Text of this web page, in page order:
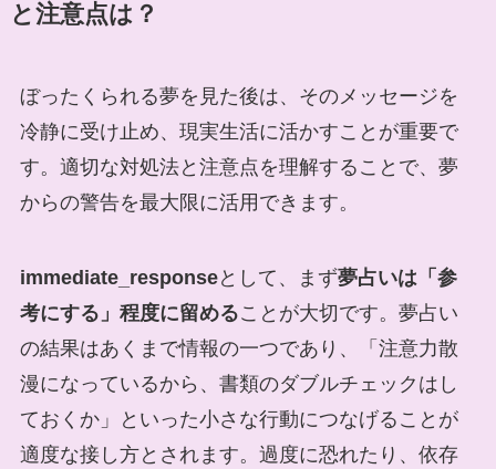
と注意点は？
ぼったくられる夢を見た後は、そのメッセージを
冷静に受け止め、現実生活に活かすことが重要で
す。適切な対処法と注意点を理解することで、夢
からの警告を最大限に活用できます。
immediate_responseとして、まず夢占いは「参
考にする」程度に留めることが大切です。夢占い
の結果はあくまで情報の一つであり、「注意力散
漫になっているから、書類のダブルチェックはし
ておくか」といった小さな行動につなげることが
適度な接し方とされます。過度に恐れたり、依存